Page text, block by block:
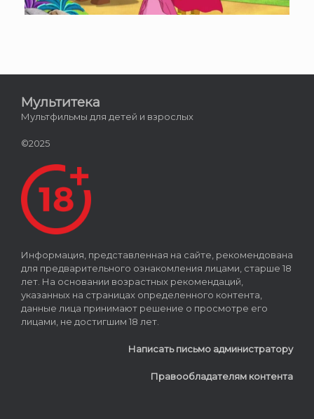
Мультитека
Мультфильмы для детей и взрослых
©2025
Информация, представленная на сайте, рекомендована
для предварительного ознакомления лицами, старше 18
лет. На основании возрастных рекомендаций,
указанных на страницах определенного контента,
данные лица принимают решение о просмотре его
лицами, не достигшим 18 лет.
Написать письмо администратору
Правообладателям контента